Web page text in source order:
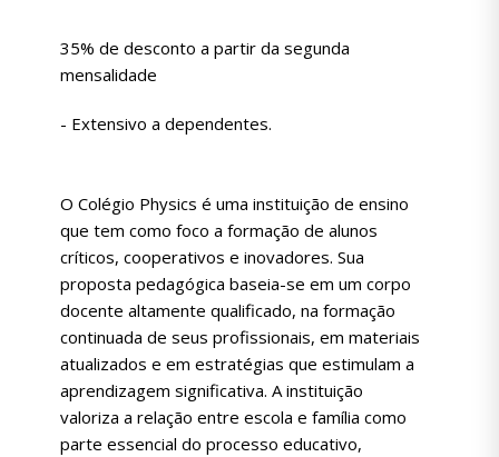
35% de desconto a partir da segunda
mensalidade
- Extensivo a dependentes.
O Colégio Physics é uma instituição de ensino
que tem como foco a formação de alunos
críticos, cooperativos e inovadores. Sua
proposta pedagógica baseia-se em um corpo
docente altamente qualificado, na formação
continuada de seus profissionais, em materiais
atualizados e em estratégias que estimulam a
aprendizagem significativa. A instituição
valoriza a relação entre escola e família como
parte essencial do processo educativo,